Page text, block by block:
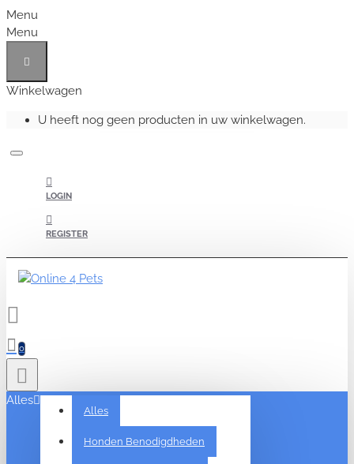
Menu
Menu
Winkelwagen
U heeft nog geen producten in uw winkelwagen.
LOGIN
REGISTER
0
Alles
Alles
Honden Benodigdheden